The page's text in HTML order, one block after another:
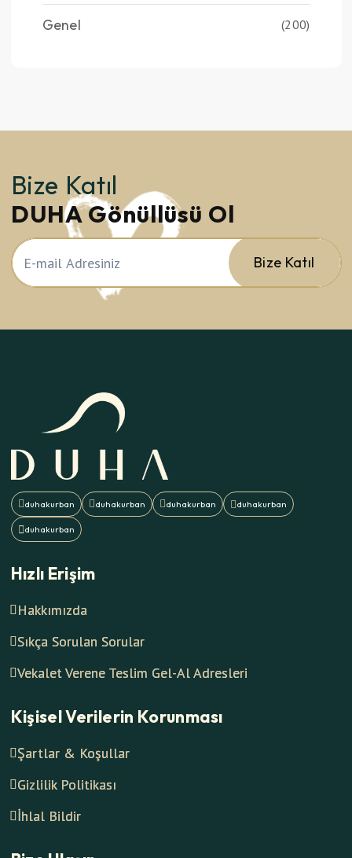
Genel (200)
Bize Katıl
DUHA Gönüllüsü Ol
Bize Katıl
Hızlı Erişim
Hakkımızda
Sıkça Sorulan Sorular
Vekalet Verene Teslim Gel-Al Adresleri
Kişisel Verilerin Korunması
Şartlar & Koşullar
Gizlilik Politikası
İhlal Bildir